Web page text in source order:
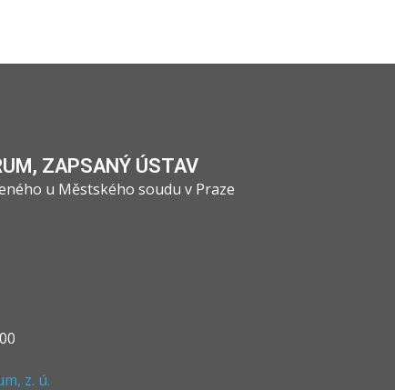
ZAPSANÝ ÚSTAV
u Městského soudu v Praze
z. ú.